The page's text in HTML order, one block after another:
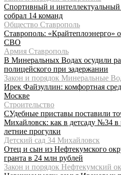
Спортивный и
собрал 14 команд
Общество Ставрополь
Ставрополь: «Крайтеплоэнерго»
СВО
Армия Ставрополь
В Минеральных Водах осудили
полицейского при задержании
Закон и порядок Минеральные
Ирек Файзуллин: комфортная
Москве
Строительство
СУдебные приставы поставили
Михайловск: как в детсаду №34 в
летние прогулки
Детский сад 34 Михайловск
Отец и сын из Нефтекумского
гранта в 24 млн рублей
Закон и порядок Нефтекумский